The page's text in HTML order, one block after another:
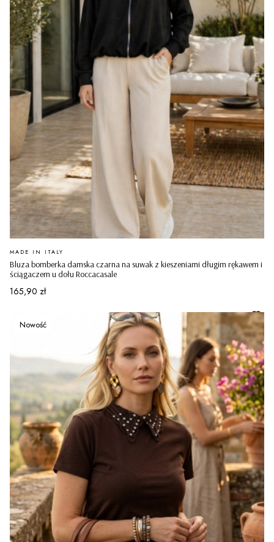
Bluza bomberka damska czarna na suwak z kieszeniami długim rękawem i
ściągaczem u dołu Roccacasale
PRODUCENT
MADE IN ITALY
Cena
165,90 zł
Nowość